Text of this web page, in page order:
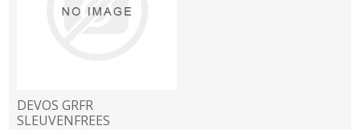
DEVOS GRFR
SLEUVENFREES